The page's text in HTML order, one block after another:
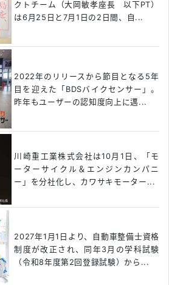
クトチーム（大岡敏孝座長 以下PT）
は6月25日と7月1日の2日間、自...
2022年のリリースから節目となる5年
目を迎えた「BDSバイクセンサー」。
昨年もユーザーの認知度向上に邁...
川崎重工業株式会社は10月1日、「モ
ーターサイクル＆エンジンカンパニ
ー」を分社化し、カワサキモーター...
2027年1月1日より、自動車整備士資格
制度が改正され、同年3月の学科試験
（令和8年度第2回登録試験）から...